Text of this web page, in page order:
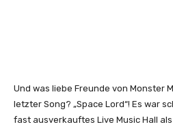
Und was liebe Freunde von Monster
letzter Song? „Space Lord“! Es war
fast ausverkauftes Live Music Hall